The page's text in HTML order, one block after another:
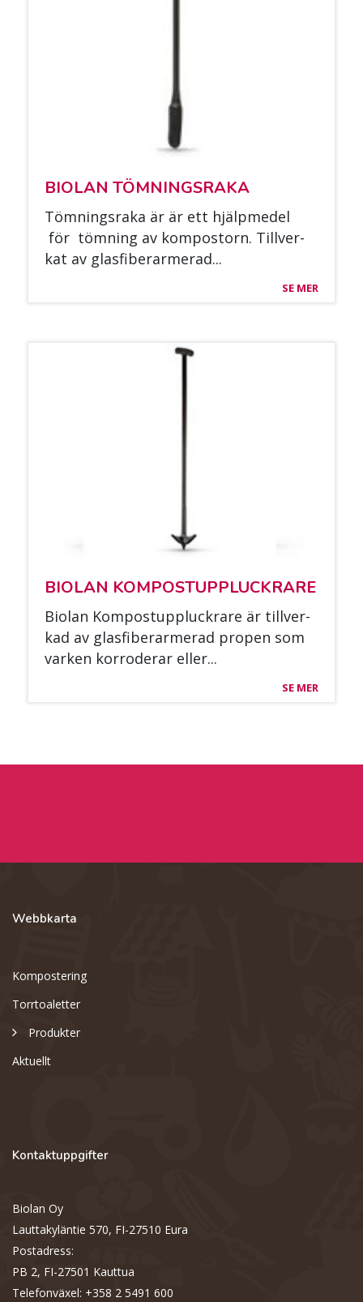
BIO­LAN TÖM­NINGS­RA­KA
Töm­nings­ra­ka är är ett hjälp­me­del
för töm­ning av kom­pos­torn. Till­ver­
kat av glas­fi­be­rar­me­rad...
SE MER
BIO­LAN KOM­POS­TUPPLUC­KRA­RE
Bio­lan Kom­pos­tuppluc­kra­re är till­ver­
kad av glas­fi­be­rar­me­rad pro­pen som
var­ken kor­ro­de­rar el­ler...
SE MER
Webbkarta
Kompostering
Torrtoaletter
Produkter
Aktuellt
Kontaktuppgifter
Biolan Oy
Lauttakyläntie 570, FI-27510 Eura
Postadress:
PB 2, FI-27501 Kauttua
Telefonväxel: +358 2 5491 600